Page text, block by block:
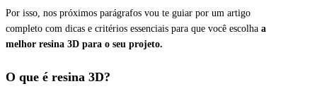
Por isso, nos próximos parágrafos vou te guiar por um artigo
completo com dicas e critérios essenciais para que você escolha a
melhor resina 3D para o seu projeto.
O que é resina 3D?